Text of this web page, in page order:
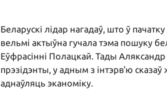
Беларускі лідар нагадаў, што ў
вельмі актыўна гучала тэма пошуку
Еўфрасінні Полацкай. Тады
прэзідэнты, у адным з інтэрв'ю
аднаўляць эканоміку.